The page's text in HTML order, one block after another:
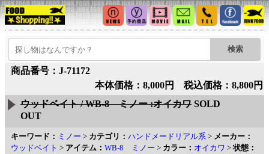
商品番号：J-71172
本体価格：8,000円 税込価格：8,800円
ウッドベイト / WB-8 ミノー :オイカワ SOLD
OUT
キーワード： ミノー > カテゴリ： ハンドメードリアル系 > メーカー：
ウッドベイト > アイテム： WB-8 ミノー > カラー： オイカワ >状態：